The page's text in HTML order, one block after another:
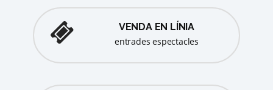
VENDA EN LÍNIA
entrades espectacles